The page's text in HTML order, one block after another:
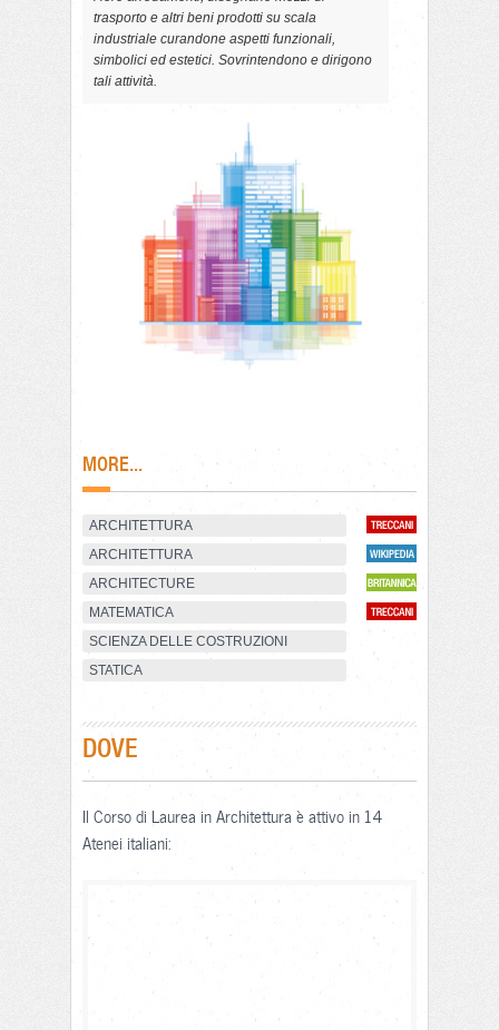
trasporto e altri beni prodotti su scala
industriale curandone aspetti funzionali,
simbolici ed estetici. Sovrintendono e dirigono
tali attività.
MORE...
ARCHITETTURA
ARCHITETTURA
ARCHITECTURE
MATEMATICA
SCIENZA DELLE COSTRUZIONI
STATICA
DOVE
Il Corso di Laurea in Architettura è attivo in 14
Atenei italiani: